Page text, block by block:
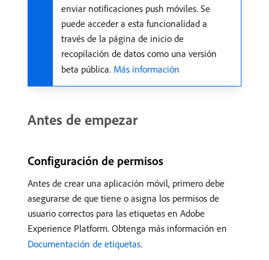
enviar notificaciones push móviles. Se
puede acceder a esta funcionalidad a
través de la página de inicio de
recopilación de datos como una versión
beta pública. Más información
Antes de empezar
Configuración de permisos
Antes de crear una aplicación móvil, primero debe
asegurarse de que tiene o asigna los permisos de
usuario correctos para las etiquetas en Adobe
Experience Platform. Obtenga más información en
Documentación de etiquetas.